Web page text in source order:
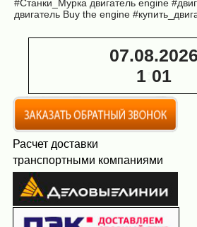
#Станки_Мурка двигатель engine
двигатель Buy the engine
07.08.2026
1: 01
Расчет доставки
транспортными компаниями